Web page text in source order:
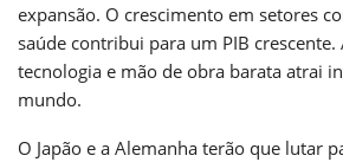
expansão. O crescimento em setores
saúde contribui para um PIB
tecnologia e mão de obra barata atrai
mundo.
O Japão e a Alemanha terão que lutar